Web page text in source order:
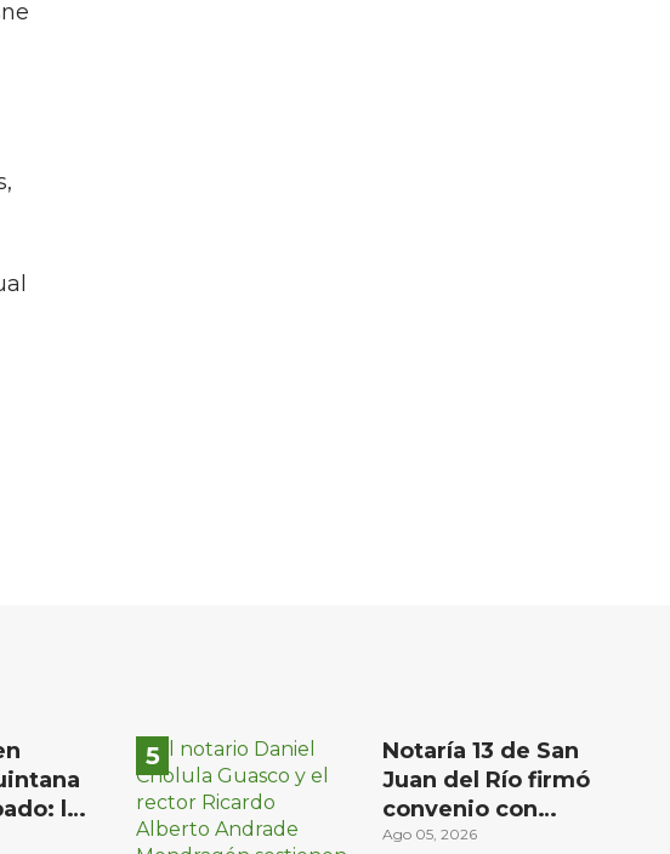
la
Notaría 13 de San
Juan del Río firmó
convenio con
Universidad Privada
Ago 05, 2026